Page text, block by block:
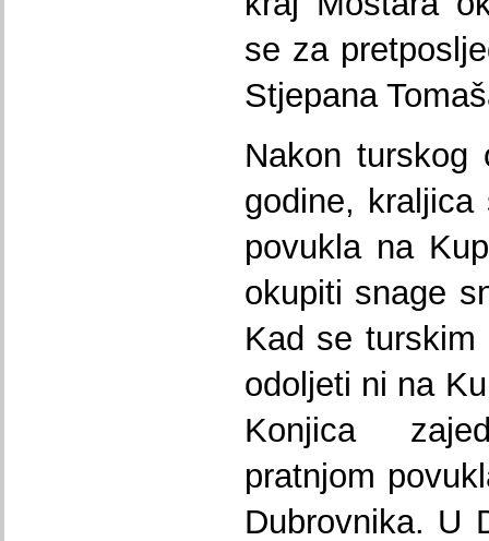
se za
Stjepana
Nakon turskog
godine,
povukla na
okupiti snage
Kad se turskim
odoljeti ni na
Konjica
pratnjom
Dubrovnika. U